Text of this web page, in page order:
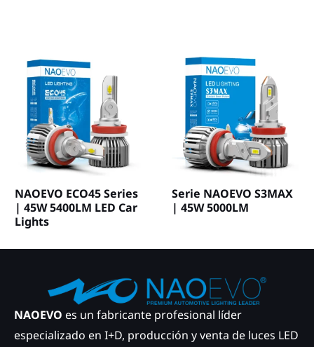
NAOEVO ECO45 Series
| 45W 5400LM LED Car
Lights
Serie NAOEVO S3MAX
| 45W 5000LM
NAOEVO es un fabricante profesional líder
especializado en I+D, producción y venta de luces LED